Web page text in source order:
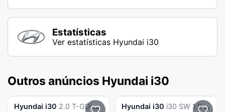
Estatísticas
Ver estatísticas Hyundai i30
Outros anúncios Hyundai i30
Hyundai i30 2.0 T-GDi Pack Performance 8DCT Hyundai i30 i30 SW 1.0 T-GDi Style Plus